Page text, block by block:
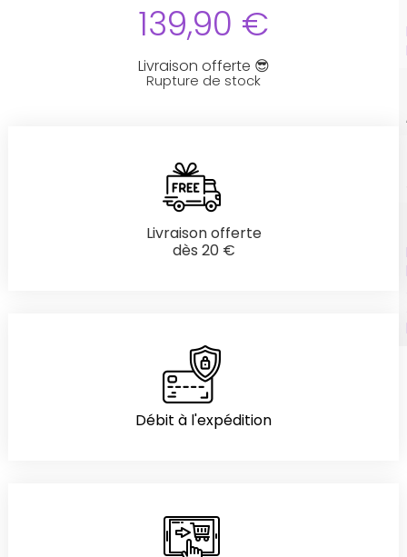
139,90 €
Livraison offerte 😎
Rupture de stock
Livraison offerte
dès 20 €
Débit à l'expédition